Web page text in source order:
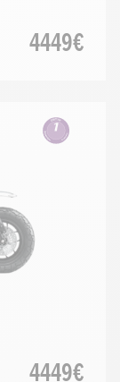
4449€
4449€